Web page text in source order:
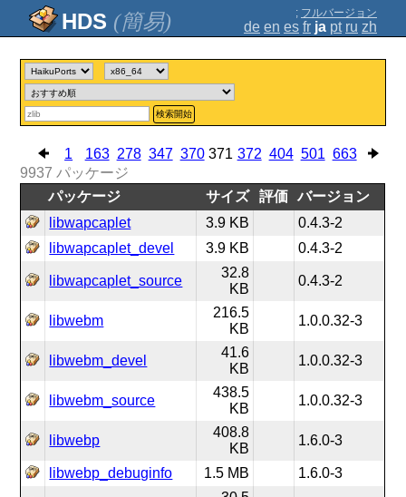
(簡易) ; フルバージョン
de en es fr ja pt ru zh
検索開始
1 163 278 347 370 371 372 404 501 663
9937 パッケージ
パッケージ
サイズ 評価
バージョン
libwapcaplet
3.9 KB
0.4.3-2
libwapcaplet_devel
3.9 KB 0.4.3-2
libwapcaplet_source
32.8
KB
0.4.3-2
libwebm
216.5
KB
1.0.0.32-3
libwebm_devel
41.6
KB
1.0.0.32-3
libwebm_source
438.5
KB
1.0.0.32-3
libwebp
408.8
KB
1.6.0-3
libwebp_debuginfo 1.5 MB 1.6.0-3